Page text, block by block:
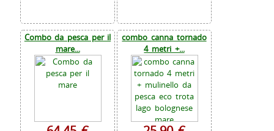
Combo da pesca per il
mare...
combo canna tornado
4 metri +...